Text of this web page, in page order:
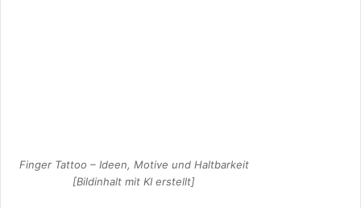
Finger Tattoo – Ideen, Motive und Haltbarkeit
[Bildinhalt mit KI erstellt]